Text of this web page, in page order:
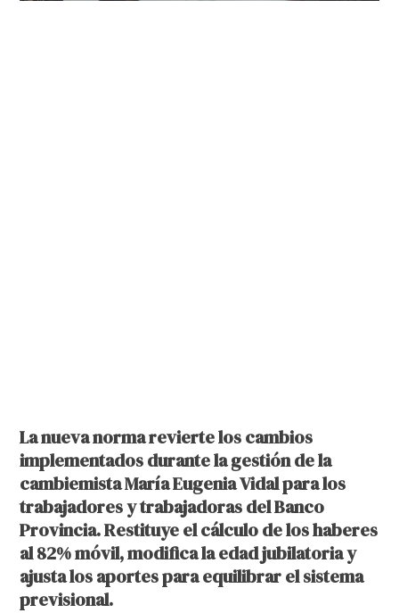
La nueva norma revierte los cambios
implementados durante la gestión de la
cambiemista María Eugenia Vidal para los
trabajadores y trabajadoras del Banco
Provincia. Restituye el cálculo de los haberes
al 82% móvil, modifica la edad jubilatoria y
ajusta los aportes para equilibrar el sistema
previsional.